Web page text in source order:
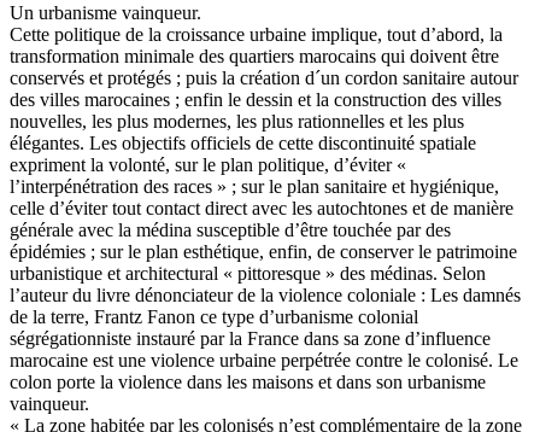
Un urbanisme vainqueur.
Cette politique de la croissance urbaine implique, tout d’abord, la
transformation minimale des quartiers marocains qui doivent être
conservés et protégés ; puis la création d´un cordon sanitaire autour
des villes marocaines ; enfin le dessin et la construction des villes
nouvelles, les plus modernes, les plus rationnelles et les plus
élégantes. Les objectifs officiels de cette discontinuité spatiale
expriment la volonté, sur le plan politique, d’éviter «
l’interpénétration des races » ; sur le plan sanitaire et hygiénique,
celle d’éviter tout contact direct avec les autochtones et de manière
générale avec la médina susceptible d’être touchée par des
épidémies ; sur le plan esthétique, enfin, de conserver le patrimoine
urbanistique et architectural « pittoresque » des médinas. Selon
l’auteur du livre dénonciateur de la violence coloniale : Les damnés
de la terre, Frantz Fanon ce type d’urbanisme colonial
ségrégationniste instauré par la France dans sa zone d’influence
marocaine est une violence urbaine perpétrée contre le colonisé. Le
colon porte la violence dans les maisons et dans son urbanisme
vainqueur.
« La zone habitée par les colonisés n’est complémentaire de la zone